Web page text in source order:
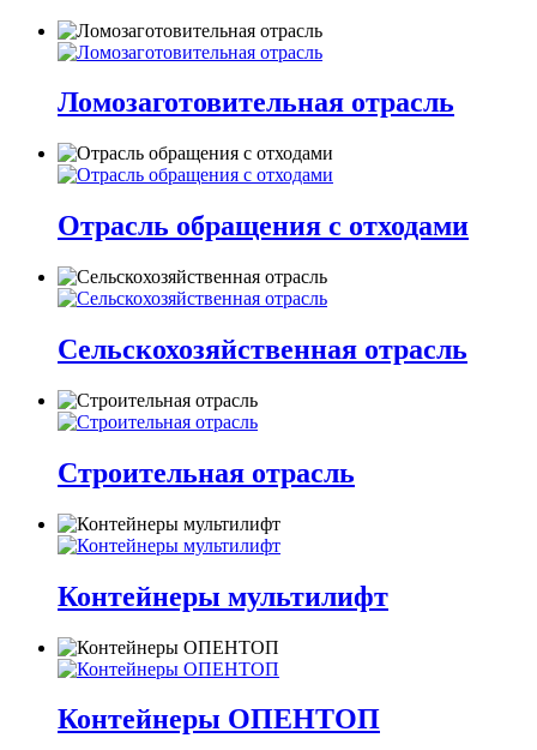
Ломозаготовительная отрасль
Отрасль обращения с отходами
Сельскохозяйственная отрасль
Строительная отрасль
Контейнеры мультилифт
Контейнеры ОПЕНТОП